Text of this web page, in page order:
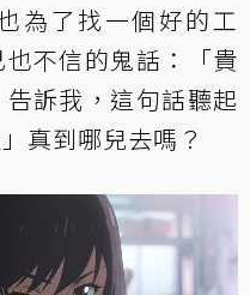
為了找一個好的工
不信的鬼話：「貴
訴我，這句話聽起
真到哪兒去嗎？